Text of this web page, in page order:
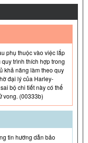
phụ thuộc vào việc lắp
trình thích hợp trong
khả năng làm theo quy
đại lý của Harley-
bộ chi tiết này có thể
vong. (00333b)
tin hướng dẫn bảo